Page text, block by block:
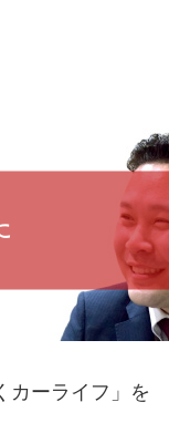
カーライフ」を